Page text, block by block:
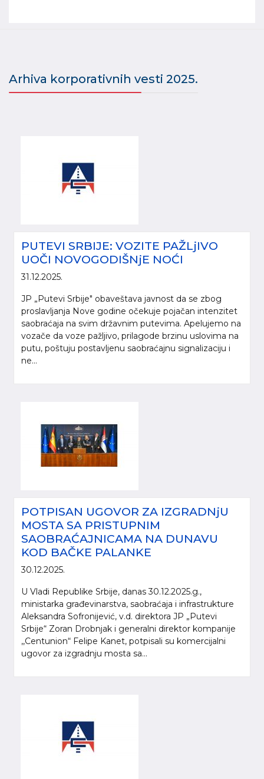
Arhiva korporativnih vesti 2025.
PUTEVI SRBIJE: VOZITE PAŽLjIVO
UOČI NOVOGODIŠNjE NOĆI
31.12.2025.
JP „Putevi Srbije" obaveštava javnost da se zbog
proslavljanja Nove godine očekuje pojačan intenzitet
saobraćaja na svim državnim putevima. Apelujemo na
vozače da voze pažljivo, prilagode brzinu uslovima na
putu, poštuju postavljenu saobraćajnu signalizaciju i
ne...
POTPISAN UGOVOR ZA IZGRADNjU
MOSTA SA PRISTUPNIM
SAOBRAĆAJNICAMA NA DUNAVU
KOD BAČKE PALANKE
30.12.2025.
U Vladi Republike Srbije, danas 30.12.2025.g.,
ministarka građevinarstva, saobraćaja i infrastrukture
Aleksandra Sofronijević, v.d. direktora JP „Putevi
Srbije“ Zoran Drobnjak i generalni direktor kompanije
,,Centunion“ Felipe Kanet, potpisali su komercijalni
ugovor za izgradnju mosta sa...